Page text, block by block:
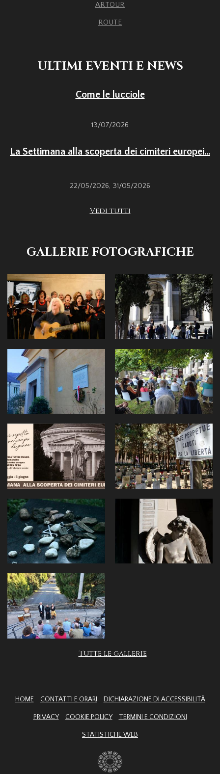
ARTOUR
ROUTE
ULTIMI EVENTI E NEWS
Come le lucciole
13/07/2026
La Settimana alla scoperta dei cimiteri europei...
22/05/2026, 31/05/2026
Vedi tutti
GALLERIE FOTOGRAFICHE
Tutte le gallerie
HOME CONTATTI E ORARI DICHIARAZIONE DI ACCESSIBILITÀ
PRIVACY COOKIE POLICY TERMINI E CONDIZIONI
STATISTICHE WEB